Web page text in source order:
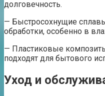
долговечность.
— Быстросохнущие
обработки, особенно в
— Пластиковые
подходят для бытового
Уход и